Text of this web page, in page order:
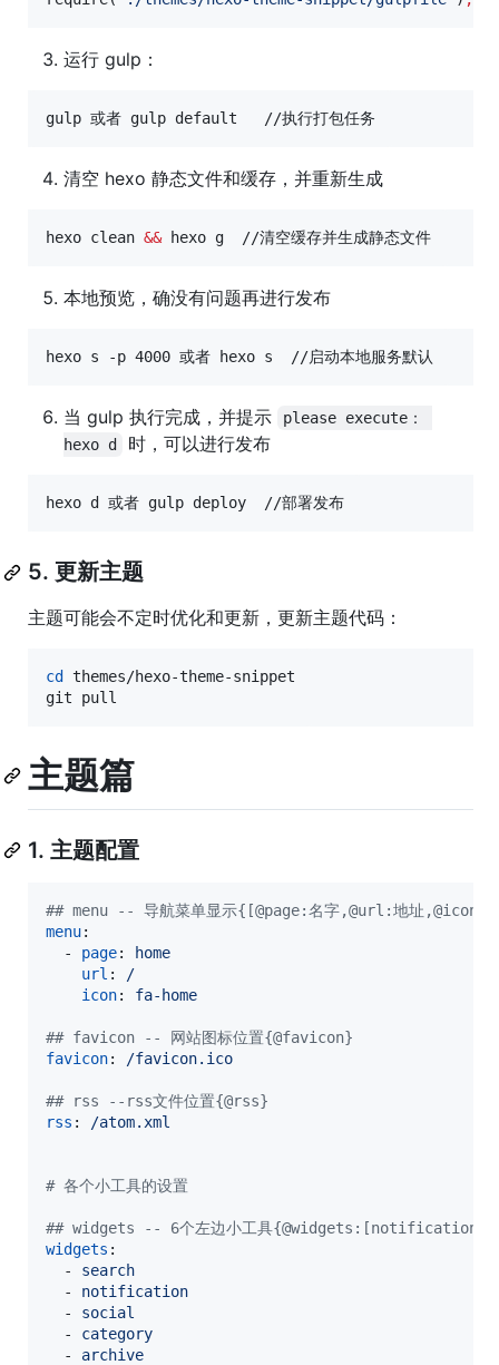
运行 gulp：
gulp 或者 gulp default   //执行打包任务
清空 hexo 静态文件和缓存，并重新生成
hexo clean && hexo g  //清空缓存并生成静态文件
本地预览，确没有问题再进行发布
hexo s -p 4000 或者 hexo s  //启动本地服务默认
当 gulp 执行完成，并提示
please execute：
hexo d
时，可以进行发布
hexo d 或者 gulp deploy  //部署发布
5. 更新主题
主题可能会不定时优化和更新，更新主题代码：
cd
themes/hexo-theme-snippet
git pull
主题篇
1. 主题配置
## menu -- 导航菜单显示{[@page:名字,@url:地址,@icon:
menu:
  -
page:
home
url :
/
icon: fa-home
## favicon -- 网站图标位置{@favicon}
favicon: /favicon.ico
## rss --rss文件位置{@rss}
rss : /atom.xml
# 各个小工具的设置
## widgets -- 6个左边小工具
widgets :
  -
search
  -
notification
  -
social
  -
category
  -
archive